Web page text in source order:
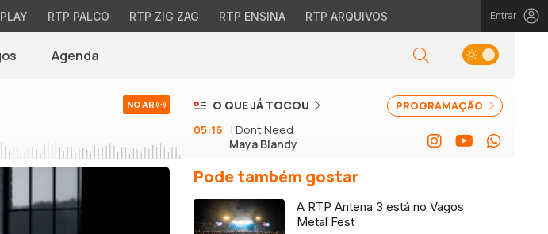
RTP PALCO RTP ZIG ZAG RTP ENSINA RTP ARQUIVOS Entrar
Agenda
NO AR PROGRAMAÇÃO
O QUE JÁ TOCOU
05:16 I Dont Need
Maya Blandy
Pode também gostar
A RTP Antena 3 está no Vagos
Metal Fest